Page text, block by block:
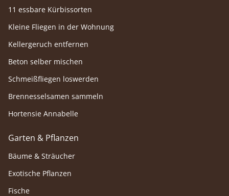
11 essbare Kürbissorten
Kleine Fliegen in der Wohnung
Kellergeruch entfernen
Beton selber mischen
Schmeißfliegen loswerden
Brennesselsamen sammeln
Hortensie Annabelle
Garten & Pflanzen
Bäume & Sträucher
Exotische Pflanzen
Fische